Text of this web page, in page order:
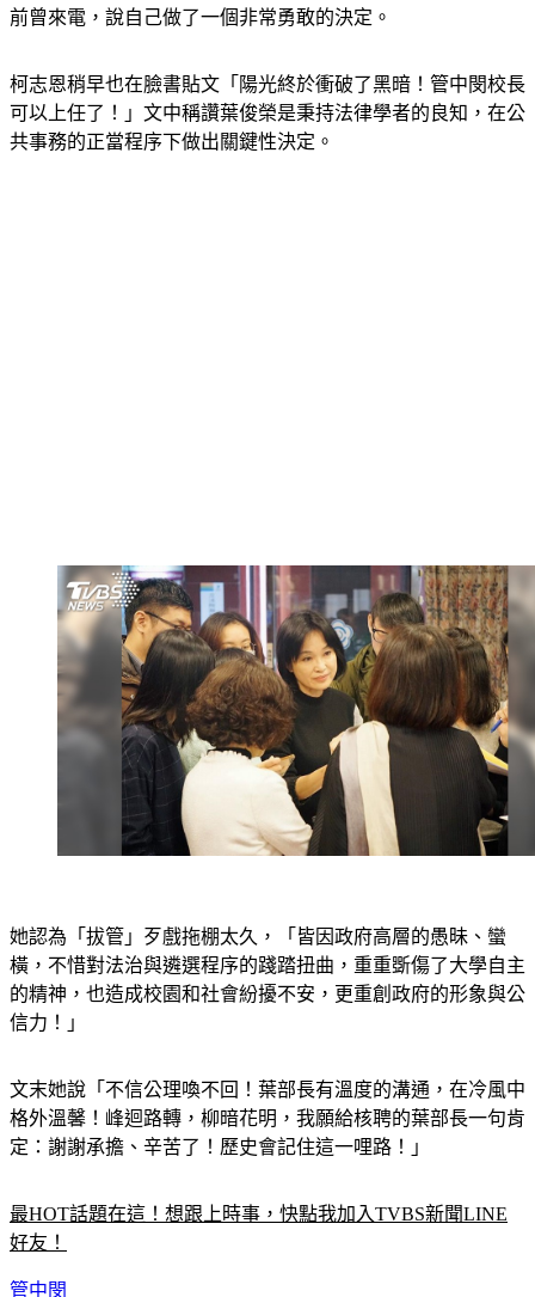
前曾來電，說自己做了一個非常勇敢的決定。
柯志恩稍早也在臉書貼文「陽光終於衝破了黑暗！管中閔校長
可以上任了！」文中稱讚葉俊榮是秉持法律學者的良知，在公
共事務的正當程序下做出關鍵性決定。
她認為「拔管」歹戲拖棚太久，「皆因政府高層的愚昧、蠻
橫，不惜對法治與遴選程序的踐踏扭曲，重重斲傷了大學自主
的精神，也造成校園和社會紛擾不安，更重創政府的形象與公
信力！」
文末她說「不信公理喚不回！葉部長有溫度的溝通，在冷風中
格外溫馨！峰迴路轉，柳暗花明，我願給核聘的葉部長一句肯
定：謝謝承擔、辛苦了！歷史會記住這一哩路！」
最HOT話題在這！想跟上時事，快點我加入TVBS新聞LINE
好友！
管中閔